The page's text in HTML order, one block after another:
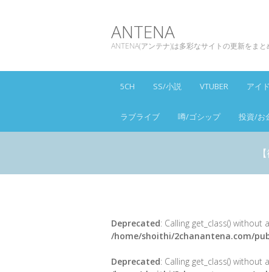
ANTENA
ANTENA(アンテナ)は多彩なサイトの更新をまと
5CH SS/小説 VTUBER アイ
ラブライブ 噂/ゴシップ 投資/お
Deprecated: Calling get_class()
/home/shoithi/2chanantena.com/
Deprecated: Calling get_class()